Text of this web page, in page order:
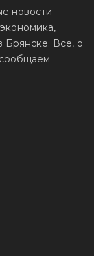
новости
Брянске. Все, о